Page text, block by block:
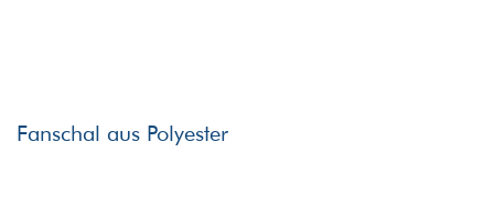
Fanschal aus Polyester